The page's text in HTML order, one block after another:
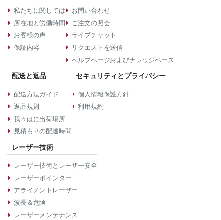
私たちに関しては
所在地と労働時間
お客様の声
保証内容
お問い合わせ
ご注文の照会
ライブチャット
リクエストを送信
ヘルプページおよびナレッジベース
配送と返品
配送方法ガイド
返品規則
我々はに出荷場所
見積もりの配達時間
セキュリティとプライバシー
個人情報保護方針
利用規約
レーザー技術
レーザー技術とレーザー安全
レーザーポインター
アライメントレーザー
波長＆危険
レーザーメンテナンス